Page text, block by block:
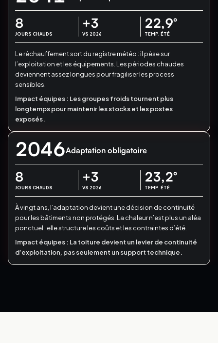
8
JOURS CHAUDS
+3
VS 2026
22,9°
TEMP. ÉTÉ
Le réchauffement sort du registre météo : il pèse sur
l’exploitation et les équipements. Les périodes chaudes
deviennent assez longues pour fragiliser les process
sensibles.
Impact équipes : Les groupes froids tournent plus
longtemps pour maintenir les stocks et les postes
exposés.
2046Adaptation obligatoire
8
JOURS CHAUDS
+3
VS 2026
23,2°
TEMP. ÉTÉ
À vingt ans, l’adaptation devient une décision de continuité
pour les bâtiments non protégés. La chaleur n’est plus un aléa
ponctuel : elle structure les coûts et les contraintes d’été.
Impact équipes : La toiture devient un levier de continuité
d’exploitation, pas seulement un support technique.